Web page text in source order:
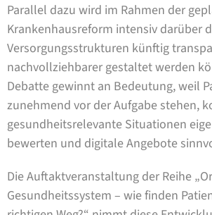
Parallel dazu wird im Rahmen der
Krankenhausreform intensiv darüber
Versorgungsstrukturen künftig
nachvollziehbarer gestaltet werden
Debatte gewinnt an Bedeutung, weil
zunehmend vor der Aufgabe stehen,
gesundheitsrelevante Situationen
bewerten und digitale Angebote
Die Auftaktveranstaltung der Reihe
Gesundheitssystem – wie finden